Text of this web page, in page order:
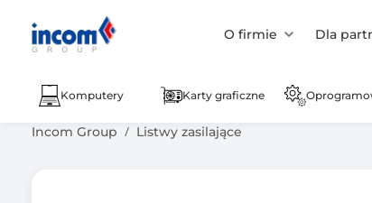
O firmie Dla
Komputery Karty graficzne
Incom Group Listwy zasilające